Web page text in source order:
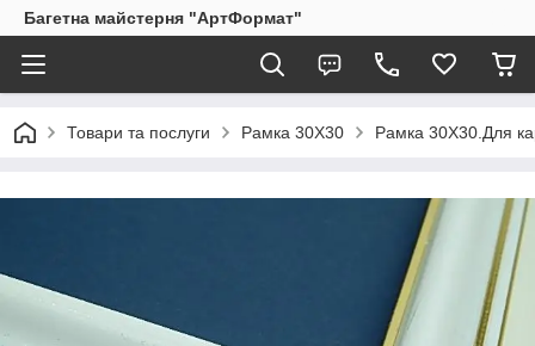
Багетна майстерня "АртФормат"
Товари та послуги Рамка 30Х30 Рамка 30Х30.Для